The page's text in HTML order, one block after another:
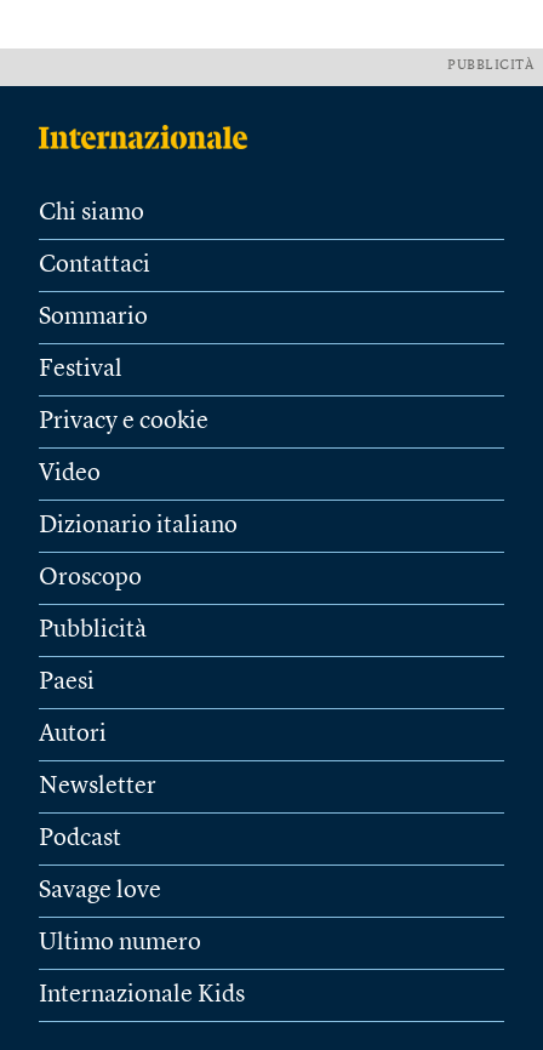
PUBBLICITÀ
Chi siamo
Contattaci
Sommario
Festival
Privacy e cookie
Video
Dizionario italiano
Oroscopo
Pubblicità
Paesi
Autori
Newsletter
Podcast
Savage love
Ultimo numero
Internazionale Kids